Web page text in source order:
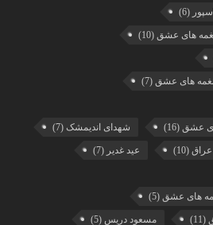
(6)
های عشق (10)
های عشق (7)
عشق (16) شهدای اندیمشک (7)
عراق (10) عید غدیر (7)
های عشق (5)
(11) مسعود دریس (5)